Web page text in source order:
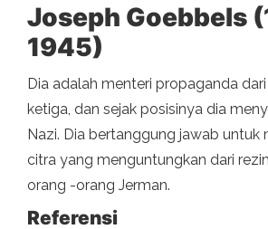
Joseph Goebbels
1945)
Dia adalah menteri propaganda
ketiga, dan sejak posisinya dia
Nazi. Dia bertanggung jawab untuk
citra yang menguntungkan dari
orang -orang Jerman.
Referensi